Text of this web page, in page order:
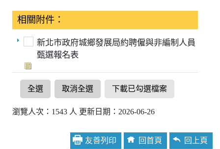
相關附件：
新北市政府城鄉發展局約聘僱與非編制人員
甄選報名表
全選 取消全選 下載已勾選檔案
瀏覽人次：1543 人 更新日期：2026-06-26
友善列印 回首頁 回上頁